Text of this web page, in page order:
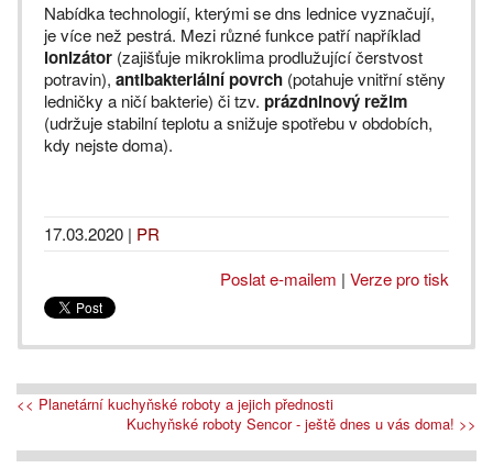
Nabídka technologií, kterými se dns lednice vyznačují,
je více než pestrá. Mezi různé funkce patří například
ionizátor (zajišťuje mikroklima prodlužující čerstvost
potravin), antibakteriální povrch (potahuje vnitřní stěny
ledničky a ničí bakterie) či tzv. prázdninový režim
(udržuje stabilní teplotu a snižuje spotřebu v obdobích,
kdy nejste doma).
17.03.2020 | PR
Poslat e-mailem | Verze pro tisk
<< Planetární kuchyňské roboty a jejich přednosti
Kuchyňské roboty Sencor - ještě dnes u vás doma! >>